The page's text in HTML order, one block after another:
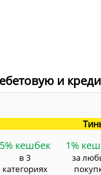
и
5% кешбек
в 3
категориях
1%
за